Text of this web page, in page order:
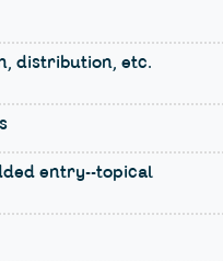
distribution, etc.
entry--topical